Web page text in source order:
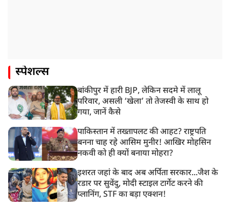
स्पेशल्स
बांकीपुर में हारी BJP, लेकिन सदमे में लालू
परिवार, असली ‘खेला’ तो तेजस्वी के साथ हो
गया, जानें कैसे
पाकिस्तान में तख्तापलट की आहट? राष्ट्रपति
बनना चाह रहे आसिम मुनीर! आखिर मोहसिन
नकवी को ही क्यों बनाया मोहरा?
इशरत जहां के बाद अब अर्पिता सरकार...जैश के
रडार पर सुवेंदु, मोदी स्टाइल टार्गेट करने की
प्लानिंग, STF का बड़ा एक्शन!